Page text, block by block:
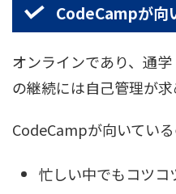
CodeCampが向
オンラインであり、通
の継続には自己管理が求
CodeCampが向いている
忙しい中でもコツコ